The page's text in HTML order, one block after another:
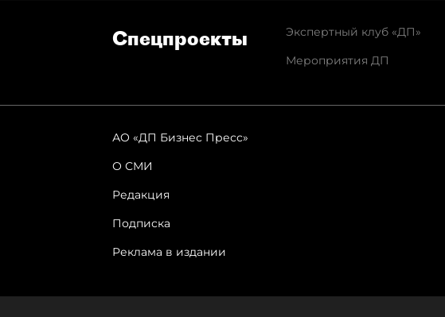
Спец­проекты
Экспертный клуб «ДП»
Мероприятия ДП
АО «ДП Бизнес Пресс»
О СМИ
Редакция
Подписка
Реклама в издании